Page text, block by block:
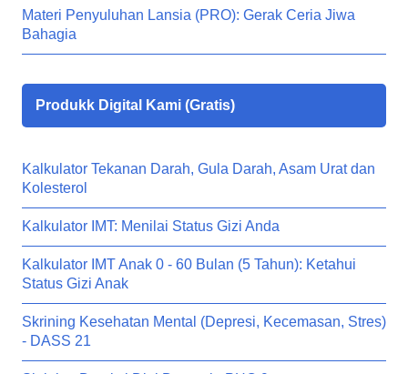
Materi Penyuluhan Lansia (PRO): Gerak Ceria Jiwa
Bahagia
Produkk Digital Kami (Gratis)
Kalkulator Tekanan Darah, Gula Darah, Asam Urat dan
Kolesterol
Kalkulator IMT: Menilai Status Gizi Anda
Kalkulator IMT Anak 0 - 60 Bulan (5 Tahun): Ketahui
Status Gizi Anak
Skrining Kesehatan Mental (Depresi, Kecemasan, Stres)
- DASS 21